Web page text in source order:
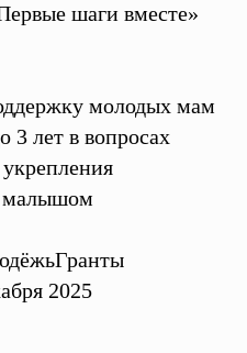
шаги вместе»
молодых мам
3 лет в вопросах
малышом
2025